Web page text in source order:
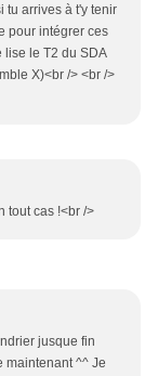
tu arrives à t'y tenir
pour intégrer ces
lise le T2 du SDA
X)<br /> <br />
tout cas !<br />
jusque fin
maintenant ^^ Je